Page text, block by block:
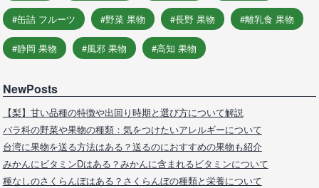
缶詰 フルーツ 野菜 果物 長野 果物 離乳食 果物
静岡 果物 風邪 果物 高知 果物
NewPosts
【梨】甘い品種の特徴や出回り時期と選び方について解説
バラ科の野菜や果物の種類：気をつけたいアレルギーについて
台湾に果物を送る方法はある？送るのにおすすめの果物も紹介
みかんにビタミンDはある？みかんに含まれるビタミンについて
種なしのさくらんぼはある？さくらんぼの種類と栄養について